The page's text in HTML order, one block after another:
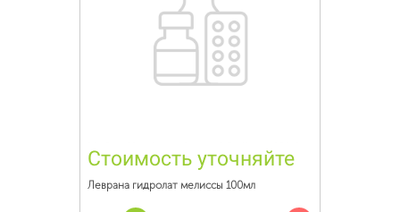
Стоимость уточняйте
Леврана гидролат мелиссы 100мл